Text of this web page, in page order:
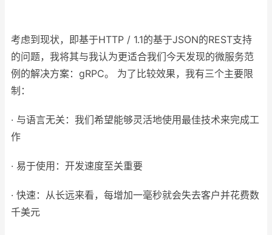
考虑到现状，即基于HTTP / 1.1的基于JSON的REST支持
的问题，我将其与我认为更适合我们今天发现的微服务范
例的解决方案：gRPC。 为了比较效果，我有三个主要限
制：
· 与语言无关：我们希望能够灵活地使用最佳技术来完成工
作
· 易于使用：开发速度至关重要
· 快速：从长远来看，每增加一毫秒就会失去客户并花费数
千美元